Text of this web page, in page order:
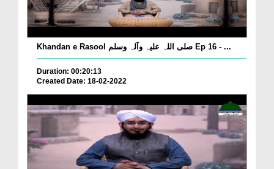
Khandan e Rasool صلی اللہ علیہ وآلہ وسلم Ep 16 - ...
Duration: 00:20:13
Created Date: 18-02-2022